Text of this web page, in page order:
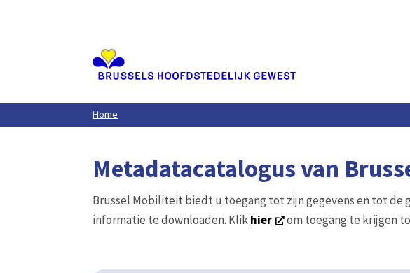
Home
Metadatacatalogus van
Brussel Mobiliteit biedt u toegang tot zijn gegevens en tot de
informatie te downloaden. Klikhier om toegang te krijgen